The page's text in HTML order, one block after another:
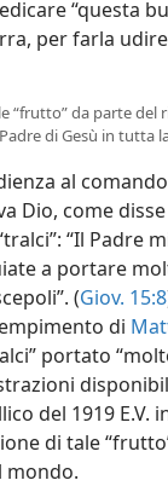
“questa
per farla
“frutto” da parte del
di Gesù in tutta
al
Dio, come
“Il Padre
a portare
(Giov. 15:8
di
portato
del 1919 E.V.
di tale
mondo.